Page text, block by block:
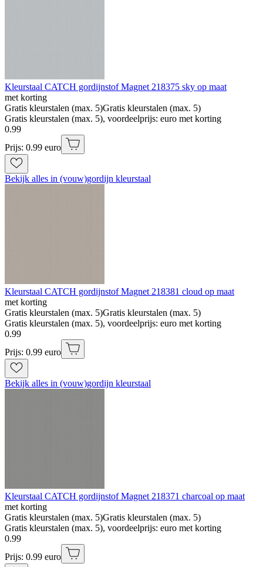
Kleurstaal CATCH gordijnstof Magnet 218375 sky op maat
met korting
Gratis kleurstalen (max. 5)Gratis kleurstalen (max. 5)
Gratis kleurstalen (max. 5), voordeelprijs: euro met korting
0.99
Prijs: 0.99 euro
Bekijk alles in (vouw)gordijn kleurstaal
Kleurstaal CATCH gordijnstof Magnet 218381 cloud op maat
met korting
Gratis kleurstalen (max. 5)Gratis kleurstalen (max. 5)
Gratis kleurstalen (max. 5), voordeelprijs: euro met korting
0.99
Prijs: 0.99 euro
Bekijk alles in (vouw)gordijn kleurstaal
Kleurstaal CATCH gordijnstof Magnet 218371 charcoal op maat
met korting
Gratis kleurstalen (max. 5)Gratis kleurstalen (max. 5)
Gratis kleurstalen (max. 5), voordeelprijs: euro met korting
0.99
Prijs: 0.99 euro